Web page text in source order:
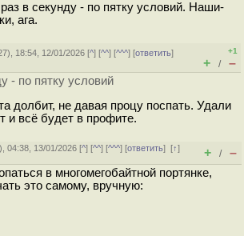
в секунду - по пятку условий. Наши-
ага.
), 18:54, 12/01/2026 [^] [^^] [^^^] [ответить]
+1
+ / –
- по пятку условий
долбит, не давая процу поспать. Удали
и всё будет в профите.
), 04:38, 13/01/2026 [^] [^^] [^^^] [ответить][↑]
+ / –
в многомегобайтной портянке,
это самому, вручную: